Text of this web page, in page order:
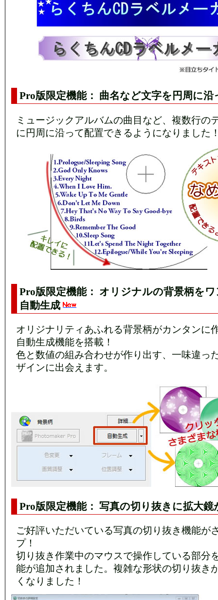
Pro版限定機能： 曲名など文字を円周に
ミュージックアルバムの曲目など、複数行の
に円周に沿って配置できるようになりました
Pro版限定機能： オリジナルの背景柄を
自動生成
オリジナリティあふれる背景柄がカンタンに
自動生成機能を搭載！
色と数値の組み合わせが作り出す、一味違っ
ザインに出会えます。
Pro版限定機能： 写真の切り抜きに拡大
ご好評いただいている写真の切り抜き機能が
プ！
切り抜き作業中のマウスで操作している部分
能が追加されました。複雑な形状の切り抜き
くなりました！